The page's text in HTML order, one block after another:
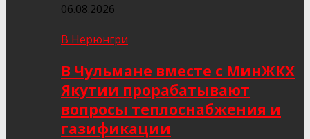
06.08.2026
В Нерюнгри
В Чульмане вместе с МинЖКХ
Якутии прорабатывают
вопросы теплоснабжения и
газификации